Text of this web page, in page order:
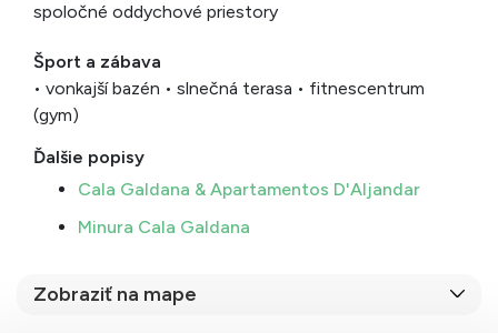
spoločné oddychové priestory
Šport a zábava
• vonkajší bazén • slnečná terasa • fitnescentrum
(gym)
Ďalšie popisy
Cala Galdana & Apartamentos D'Aljandar
Minura Cala Galdana
Zobraziť na mape